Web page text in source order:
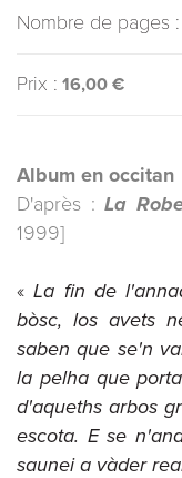
Nombre de pages :
Prix : 16,00 €
Album en occitan
D'après :La
1999]
«La fin de
bòsc, los avets
saben que se'n
la pelha que
d'aqueths arbos
escota. E se
saunei a vàder